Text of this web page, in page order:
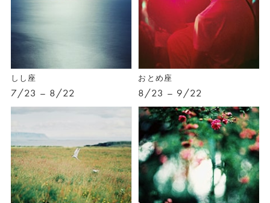
しし座
7/23 – 8/22
おとめ座
8/23 – 9/22